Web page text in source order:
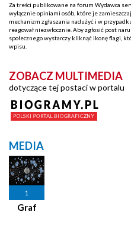
Za treści publikowane na forum Wydawca
wyłącznie opiniami osób, które je
mechanizm zgłaszania nadużyć i w
reagował niezwłocznie. Aby zgłosić post
społecznego wystarczy kliknąć ikonę flagi,
wpisu.
ZOBACZ MULTIMEDIA
dotyczące tej postaci w portalu
MEDIA
1
Graf